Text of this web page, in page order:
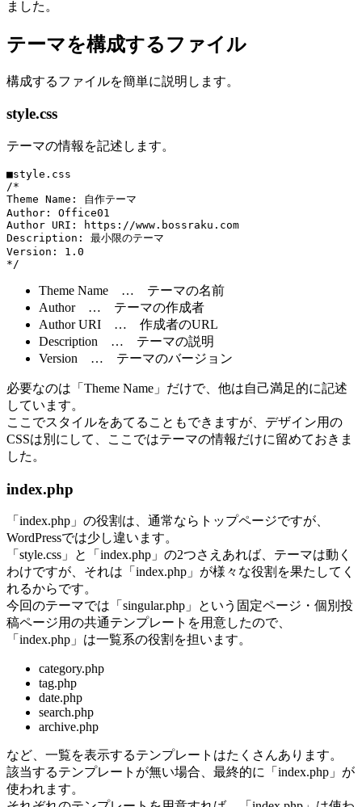
ました。
テーマを構成するファイル
構成するファイルを簡単に説明します。
style.css
テーマの情報を記述します。
■style.css
/*
Theme Name: 自作テーマ
Author: Office01
Author URI: https://www.bossraku.com
Description: 最小限のテーマ
Version: 1.0
*/
Theme Name … テーマの名前
Author … テーマの作成者
Author URI … 作成者のURL
Description … テーマの説明
Version … テーマのバージョン
必要なのは「Theme Name」だけで、他は自己満足的に記述
しています。
ここでスタイルをあてることもできますが、デザイン用の
CSSは別にして、ここではテーマの情報だけに留めておきま
した。
index.php
「index.php」の役割は、通常ならトップページですが、
WordPressでは少し違います。
「style.css」と「index.php」の2つさえあれば、テーマは動く
わけですが、それは「index.php」が様々な役割を果たしてく
れるからです。
今回のテーマでは「singular.php」という固定ページ・個別投
稿ページ用の共通テンプレートを用意したので、
「index.php」は一覧系の役割を担います。
category.php
tag.php
date.php
search.php
archive.php
など、一覧を表示するテンプレートはたくさんあります。
該当するテンプレートが無い場合、最終的に「index.php」が
使われます。